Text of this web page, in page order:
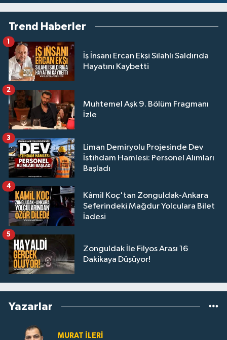
Trend Haberler
İş İnsanı Ercan Ekşi Silahlı Saldırıda
Hayatını Kaybetti
1
Muhtemel Aşk 9. Bölüm Fragmanı
İzle
2
Liman Demiryolu Projesinde Dev
İstihdam Hamlesi: Personel Alımları
Başladı
3
Kâmil Koç'tan Zonguldak-Ankara
Seferindeki Mağdur Yolculara Bilet
İadesi
4
Zonguldak İle Filyos Arası 16
Dakikaya Düşüyor!
5
Yazarlar
MURAT İLERI